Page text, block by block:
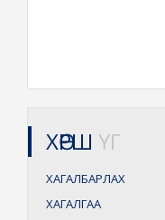
ХӨРШ ҮГ
ХАГАЛБАРЛАХ
ХАГАЛГАА